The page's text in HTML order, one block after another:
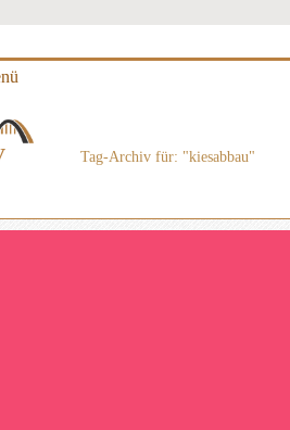
Tag-Archiv für: "kiesabbau"